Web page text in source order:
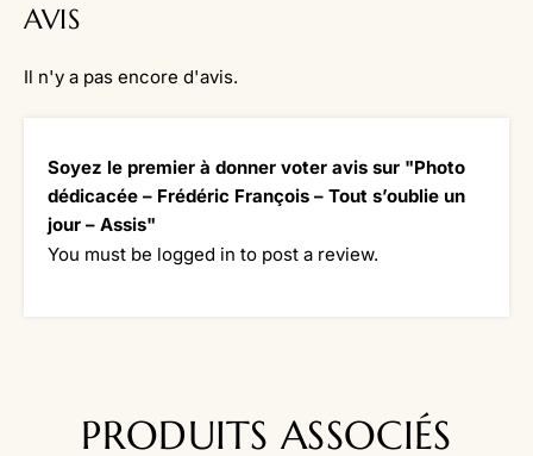
AVIS
Il n'y a pas encore d'avis.
Soyez le premier à donner voter avis sur "Photo
dédicacée – Frédéric François – Tout s’oublie un
jour – Assis"
You must be logged in to post a review.
PRODUITS ASSOCIÉS